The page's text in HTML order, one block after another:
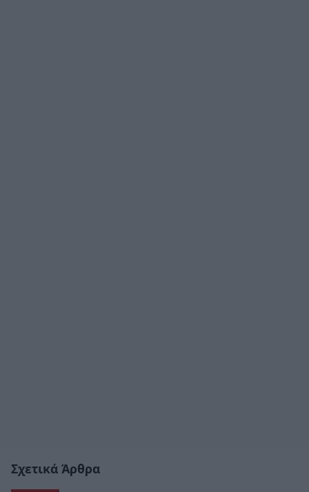
Σχετικά Άρθρα